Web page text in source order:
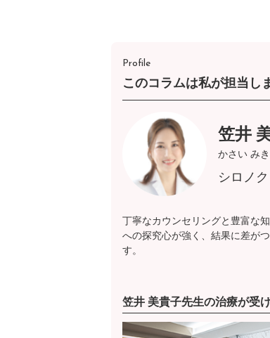
Profile
このコラムは私が担当し
笠井
かさい みき
シロノ
丁寧なカウンセリングと豊富な
への探究心が強く、結果に差が
す。
笠井 美貴子先生の治療が受